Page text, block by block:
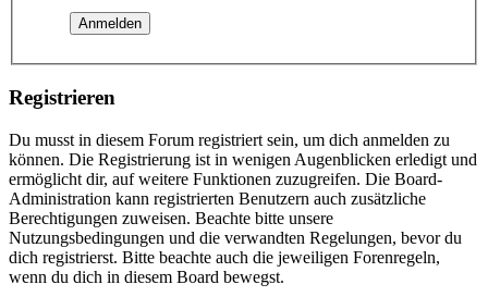
Registrieren
Du musst in diesem Forum registriert sein, um dich anmelden zu
können. Die Registrierung ist in wenigen Augenblicken erledigt und
ermöglicht dir, auf weitere Funktionen zuzugreifen. Die Board-
Administration kann registrierten Benutzern auch zusätzliche
Berechtigungen zuweisen. Beachte bitte unsere
Nutzungsbedingungen und die verwandten Regelungen, bevor du
dich registrierst. Bitte beachte auch die jeweiligen Forenregeln,
wenn du dich in diesem Board bewegst.